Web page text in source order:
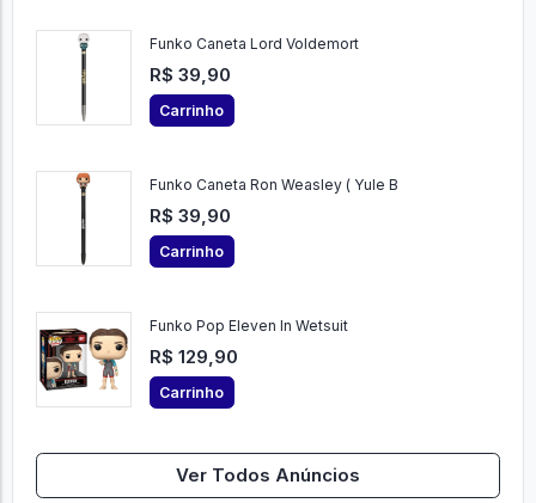
Funko Caneta Lord Voldemort
R$ 39,90
Carrinho
Funko Caneta Ron Weasley ( Yule B
R$ 39,90
Carrinho
Funko Pop Eleven In Wetsuit
R$ 129,90
Carrinho
Ver Todos Anúncios